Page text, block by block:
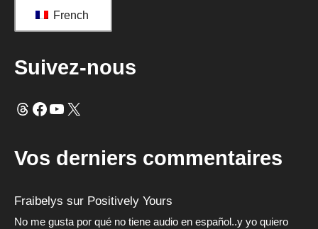
French
Suivez-nous
FilsFacebook
YouTube
X
Vos derniers commentaires
Fraibelys sur Positively Yours
No me gusta por qué no tiene audio en español..y yo quiero